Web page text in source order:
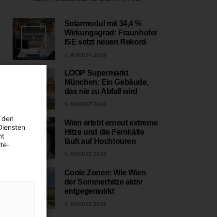
1
Solarmodul mit 34,4 %
Wirkungsgrad: Fraunhofer
ISE setzt neuen Rekord
7. AUGUST 2026
LOOP Supermarkt
München: Ein Gebäude,
das nie zu Abfall wird
6. AUGUST 2026
Wien erlebt erneut extreme
Hitze und die Fernkälte
läuft auf Hochtouren
5. AUGUST 2026
Coole Zonen: Wie Wien
der Sommerhitze aktiv
entgegenwirkt
3. AUGUST 2026
den